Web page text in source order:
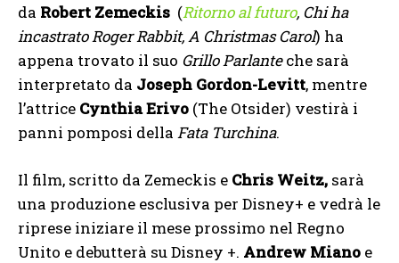
da Robert Zemeckis (Ritorno al futuro, Chi ha
incastrato Roger Rabbit, A Christmas Carol) ha
appena trovato il suo Grillo Parlanteche sarà
interpretato da Joseph Gordon-Levitt, mentre
l’attrice Cynthia Erivo (The Otsider) vestirà i
panni pomposi della Fata Turchina.
Il film, scritto da Zemeckis e Chris Weitz, sarà
una produzione esclusiva per Disney+ e vedrà le
riprese iniziare il mese prossimo nel Regno
Unito e debutterà su Disney +. Andrew Miano e